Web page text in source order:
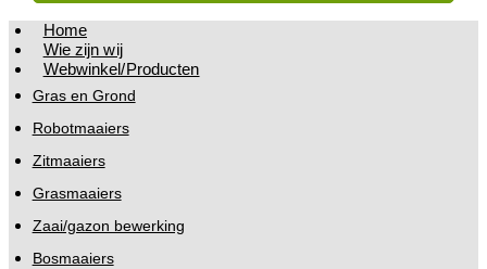
Home
Wie zijn wij
Webwinkel/Producten
Gras en Grond
Robotmaaiers
Zitmaaiers
Grasmaaiers
Zaai/gazon bewerking
Bosmaaiers